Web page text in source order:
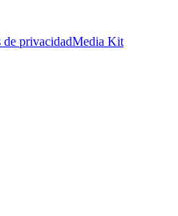
de privacidadMedia Kit